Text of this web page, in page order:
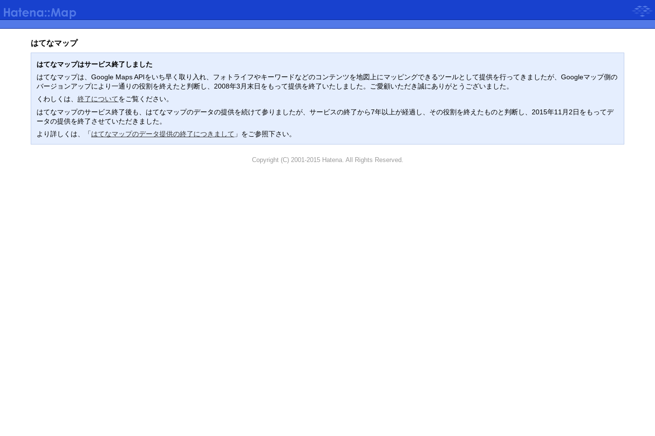
はてなマップ
はてなマップはサービス終了しました
はてなマップは、Google Maps APIをいち早く取り入れ、フォトライフやキーワードなどのコンテンツを地図上にマッピングできるツールとして提供を行ってきましたが、Googleマップ側の
バージョンアップにより一通りの役割を終えたと判断し、2008年3月末日をもって提供を終了いたしました。ご愛顧いただき誠にありがとうございました。
くわしくは、終了についてをご覧ください。
はてなマップのサービス終了後も、はてなマップのデータの提供を続けて参りましたが、サービスの終了から7年以上が経過し、その役割を終えたものと判断し、2015年11月2日をもってデ
ータの提供を終了させていただきました。
より詳しくは、「はてなマップのデータ提供の終了につきまして 」をご参照下さい。
Copyright (C) 2001-2015 Hatena. All Rights Reserved.